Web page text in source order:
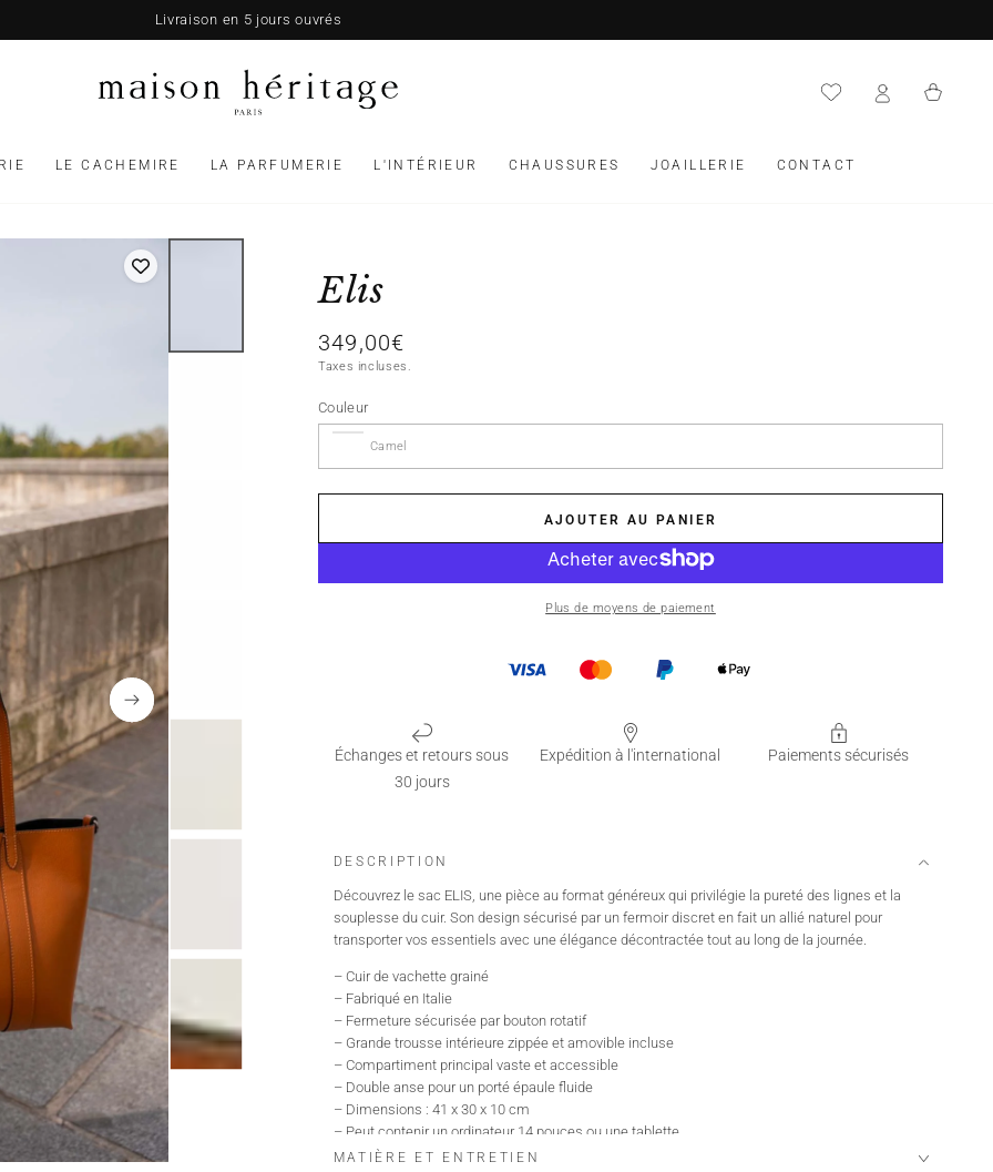
Livraison en 5 jours ouvrés
LE CACHEMIRE LA PARFUMERIE L'INTÉRIEUR CHAUSSURES JOAILLERIE CONTACT
Panier
Elis
Prix
normal
349,00€
Taxes incluses.
Couleur
AJOUTER AU PANIER
Plus de moyens de paiement
Échanges et retours sous
30 jours
Expédition à l'international Paiements sécurisés
DESCRIPTION
Découvrez le sac ELIS, une pièce au format généreux qui privilégie la pureté des lignes et la
souplesse du cuir. Son design sécurisé par un fermoir discret en fait un allié naturel pour
transporter vos essentiels avec une élégance décontractée tout au long de la journée.
– Cuir de vachette grainé
– Fabriqué en Italie
– Fermeture sécurisée par bouton rotatif
– Grande trousse intérieure zippée et amovible incluse
– Compartiment principal vaste et accessible
– Double anse pour un porté épaule fluide
– Dimensions : 41 x 30 x 10 cm
– Peut contenir un ordinateur 14 pouces ou une tablette
MATIÈRE ET ENTRETIEN